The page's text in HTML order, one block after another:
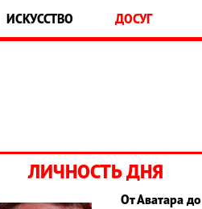
ИСКУССТВО ДОСУГ
ЛИЧНОСТЬ ДНЯ
От Аватара до